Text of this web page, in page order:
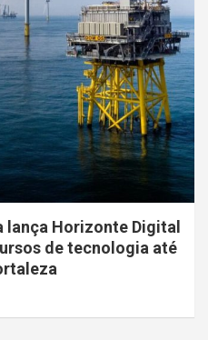
Horizonte Digital
de tecnologia até